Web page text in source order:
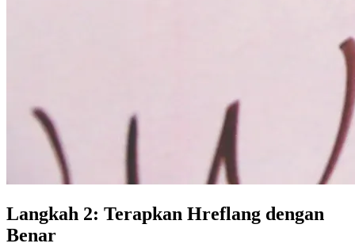
Langkah 2: Terapkan Hreflang dengan
Benar